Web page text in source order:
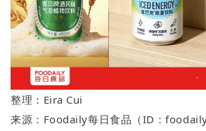
整理：Eira Cui
来源：Foodaily每日食品（ID：foodaily